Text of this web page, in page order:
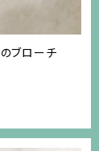
ブローチ